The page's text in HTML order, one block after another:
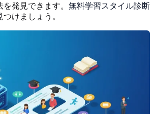
発見できます。 無料学習スタイル診断
けましょう。